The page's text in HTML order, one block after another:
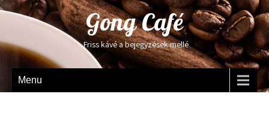
Gong Café
Friss kávé a bejegyzések mellé
Menu